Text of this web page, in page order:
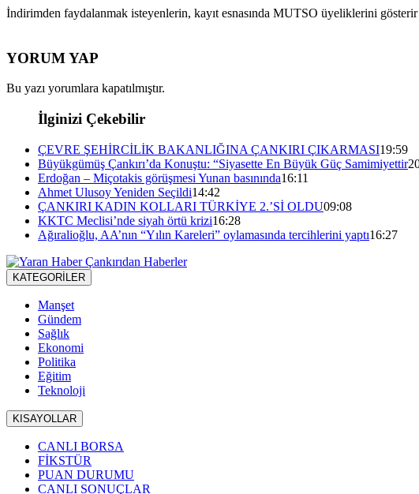
İndirimden faydalanmak isteyenlerin, kayıt esnasında MUTSO üyeliklerini
YORUM YAP
Bu yazı yorumlara kapatılmıştır.
İlginizi Çekebilir
ÇEVRE ŞEHİRCİLİK BAKANLIĞINA ÇANKIRI ÇIKARMASI19:59
Büyükgümüş Çankırı’da Konuştu: “Siyasette En Büyük Güç Samimiyettir
Erdoğan – Miçotakis görüşmesi Yunan basınında16:11
Ahmet Ulusoy Yeniden Seçildi14:42
ÇANKIRI KADIN KOLLARI TÜRKİYE 2.’Sİ OLDU09:08
KKTC Meclisi’nde siyah örtü krizi16:28
Ağıralioğlu, AA’nın “Yılın Kareleri” oylamasında tercihlerini yaptı16:27
KATEGORİLER
Manşet
Gündem
Sağlık
Ekonomi
Politika
Eğitim
Teknoloji
KISAYOLLAR
CANLI BORSA
FİKSTÜR
PUAN DURUMU
CANLI SONUÇLAR